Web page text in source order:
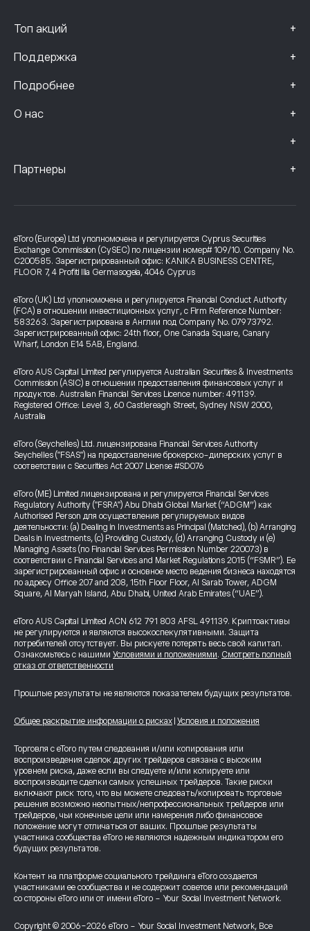
Топ акций +
Поддержка +
Подробнее +
О нас +
+
Партнеры +
eToro (Europe) Ltd уполномочена и регулируется Cyprus Securities
Exchange Commission (CySEC) по лицензии номер# 109/10. Company No.
C200585. Зарегистрированный офис: KANIKA BUSINESS CENTRE,
FLOOR 7, 4 Profiti Ilia Germasogeia, 4046 Cyprus
eToro (UK) Ltd уполномочена и регулируется Financial Conduct Authority
(FCA) в отношении инвестиционных услуг, с Firm Reference Number:
583263. Зарегистрирована в Англии под Company No. 07973792.
Зарегистрированный офис: 24th floor, One Canada Square, Canary
Wharf, London E14 5AB, England.
eToro AUS Capital Limited регулируется Australian Securities & Investments
Commission (ASIC) в отношении предоставления финансовых услуг и
продуктов. Australian Financial Services Licence number: 491139.
Registered Office: Level 3, 60 Castlereagh Street, Sydney NSW 2000,
Australia
eToro (Seychelles) Ltd. лицензирована Financial Services Authority
Seychelles ("FSAS") на предоставление брокерско-дилерских услуг в
соответствии с Securities Act 2007 License #SD076
eToro (ME) Limited лицензирована и регулируется Financial Services
Regulatory Authority ("FSRA") Abu Dhabi Global Market (“ADGM”) как
Authorised Person для осуществления регулируемых видов
деятельности: (a) Dealing in Investments as Principal (Matched), (b) Arranging
Deals in Investments, (c) Providing Custody, (d) Arranging Custody и (e)
Managing Assets (по Financial Services Permission Number 220073) в
соответствии с Financial Services and Market Regulations 2015 (“FSMR”). Ее
зарегистрированный офис и основное место ведения бизнеса находятся
по адресу Office 207 and 208, 15th Floor Floor, Al Sarab Tower, ADGM
Square, Al Maryah Island, Abu Dhabi, United Arab Emirates (“UAE”).
eToro AUS Capital Limited ACN 612 791 803 AFSL 491139. Криптоактивы
не регулируются и являются высокоспекулятивными. Защита
потребителей отсутствует. Вы рискуете потерять весь свой капитал.
Ознакомьтесь с нашими Условиями и положениями. Смотреть полный
отказ от ответственности
Прошлые результаты не являются показателем будущих результатов.
Общее раскрытие информации о рисках Условия и положения
Торговля с eToro путем следования и/или копирования или
воспроизведения сделок других трейдеров связана с высоким
уровнем риска, даже если вы следуете и/или копируете или
воспроизводите сделки самых успешных трейдеров. Такие риски
включают риск того, что вы можете следовать/копировать торговые
решения возможно неопытных/непрофессиональных трейдеров или
трейдеров, чьи конечные цели или намерения либо финансовое
положение могут отличаться от ваших. Прошлые результаты
участника сообщества eToro не являются надежным индикатором его
будущих результатов.
Контент на платформе социального трейдинга eToro создается
участниками ее сообщества и не содержит советов или рекомендаций
со стороны eToro или от имени eToro - Your Social Investment Network.
Copyright © 2006-2026 eToro - Your Social Investment Network, Все